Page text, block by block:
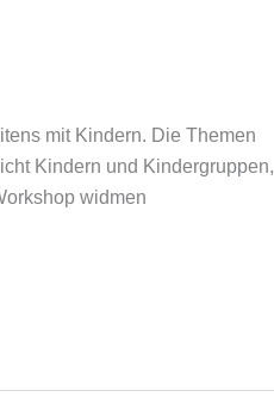
mit Kindern. Die Themen
Kindern und Kindergruppen,
widmen